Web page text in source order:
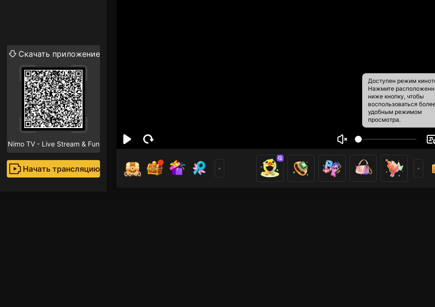
Скачать приложение
Nimo TV - Live Stream & Fun
Начать трансляцию
Доступен режим
Нажмите
ниже кнопку, чтобы
воспользоваться
удобным режимом
просмотра.
00:40